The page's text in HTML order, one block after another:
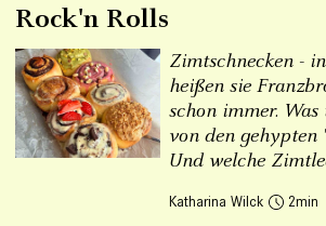
Rock'n Rolls
Zimtschnecken -
heißen sie
schon immer.
von den gehypten
Und welche
Katharina Wilck 2